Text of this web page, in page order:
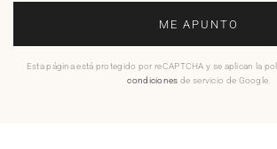
ME APUNTO
Esta página está protegido por reCAPTCHA y se aplican la
condiciones de servicio de Google.